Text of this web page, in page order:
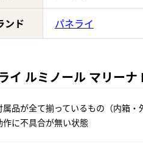
ンド パネライ
イ ルミノール マリー
属品が全て揃っているもの（内箱・
作に不具合が無い状態